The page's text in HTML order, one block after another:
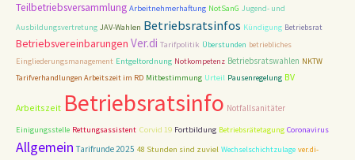
Teilbetriebsversammlung Arbeitnehmerhaftung NotSanG Jugend- und
Ausbildungsvertretung JAV-Wahlen Betriebsratsinfos Kündigung Betriebsrat
Betriebsvereinbarungen Ver.di Tarifpolitik Überstunden betriebliches
Eingliederungsmanagement Entgeltordnung Notkompetenz Betriebsratswahlen NKTW
Tarifverhandlungen Arbeitszeit im RD Mitbestimmung Urteil Pausenregelung BV
Arbeitszeit Betriebsratsinfo Notfallsanitäter
Einigungsstelle Rettungsassistent Corvid 19 Fortbildung Betriebsrätetagung Coronavirus
Allgemein Tarifrunde 2025 48 Stunden sind zuviel Wechselschichtzulage ver.di-